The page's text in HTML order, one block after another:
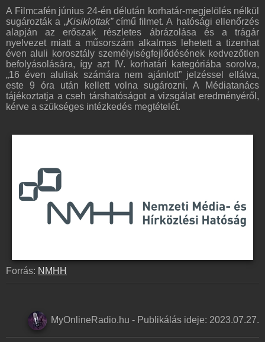
A Filmcafén június 24-én délután korhatár-megjelölés nélkül
sugározták a „Kisiklottak” című filmet. A hatósági ellenőrzés
alapján az erőszak részletes ábrázolása és a trágár
nyelvezet miatt a műsorszám alkalmas lehetett a tizenhat
éven aluli korosztály személyiségfejlődésének kedvezőtlen
befolyásolására, így azt IV. korhatári kategóriába sorolva,
„16 éven aluliak számára nem ajánlott” jelzéssel ellátva,
este 9 óra után kellett volna sugározni. A Médiatanács
tájékoztatja a cseh társhatóságot a vizsgálat eredményéről,
kérve a szükséges intézkedés megtételét.
Forrás: NMHH
MyOnlineRadio.hu - Publikálás ideje: 2023.07.27.